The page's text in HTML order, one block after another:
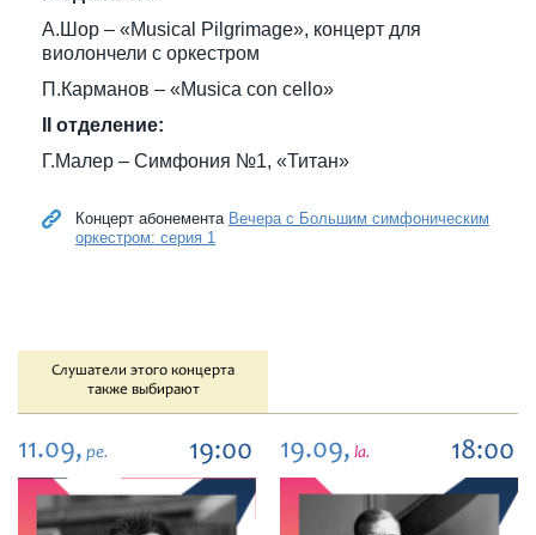
А.Шор – «Musical Pilgrimage», концерт для
виолончели с оркестром
П.Карманов – «Musica con cello»
II отделение:
Г.Малер – Симфония №1, «Титан»
Концерт абонемента Вечера с Большим симфоническим
оркестром: серия 1
Слушатели этого концерта
также выбирают
11.09, pe. 19:00 19.09, la. 18:00